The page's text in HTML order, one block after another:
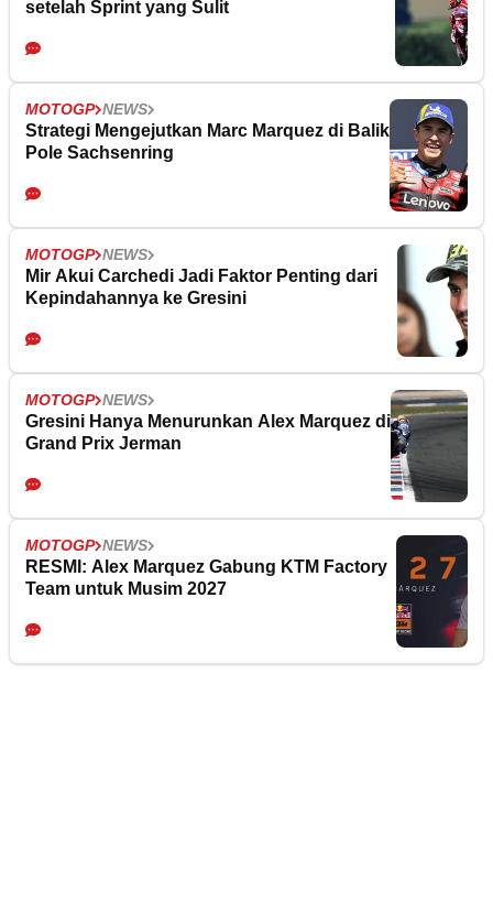
setelah Sprint yang Sulit
MOTOGP NEWS
Strategi Mengejutkan Marc Marquez di Balik
Pole Sachsenring
MOTOGP NEWS
Mir Akui Carchedi Jadi Faktor Penting dari
Kepindahannya ke Gresini
MOTOGP NEWS
Gresini Hanya Menurunkan Alex Marquez di
Grand Prix Jerman
MOTOGP NEWS
RESMI: Alex Marquez Gabung KTM Factory
Team untuk Musim 2027